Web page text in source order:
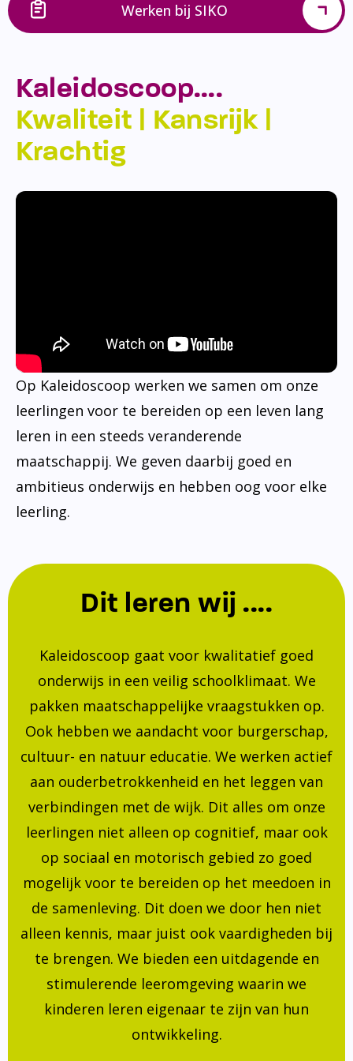
Werken bij SIKO
Kaleidoscoop….
Kwaliteit | Kansrijk |
Krachtig
Op Kaleidoscoop werken we samen om onze
leerlingen voor te bereiden op een leven lang
leren in een steeds veranderende
maatschappij. We geven daarbij goed en
ambitieus onderwijs en hebben oog voor elke
leerling.
Dit leren wij ....
Kaleidoscoop gaat voor kwalitatief goed
onderwijs in een veilig schoolklimaat. We
pakken maatschappelijke vraagstukken op.
Ook hebben we aandacht voor burgerschap,
cultuur- en natuur educatie. We werken actief
aan ouderbetrokkenheid en het leggen van
verbindingen met de wijk. Dit alles om onze
leerlingen niet alleen op cognitief, maar ook
op sociaal en motorisch gebied zo goed
mogelijk voor te bereiden op het meedoen in
de samenleving. Dit doen we door hen niet
alleen kennis, maar juist ook vaardigheden bij
te brengen. We bieden een uitdagende en
stimulerende leeromgeving waarin we
kinderen leren eigenaar te zijn van hun
ontwikkeling.